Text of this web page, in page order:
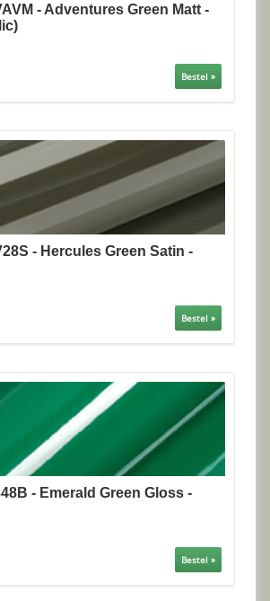
- Adventures Green Matt -
Bestel »
- Hercules Green Satin -
Bestel »
- Emerald Green Gloss -
Bestel »